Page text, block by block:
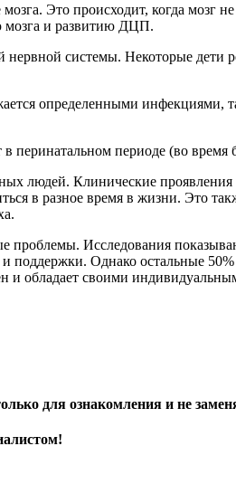
Это происходит, когда
мозга и развитию ДЦП.
системы. Некоторые
определенными инфекциями,
перинатальном периоде (во
людей. Клинические
в разное время в жизни. Это
Исследования
поддержки. Однако остальные
обладает своими
для ознакомления и не